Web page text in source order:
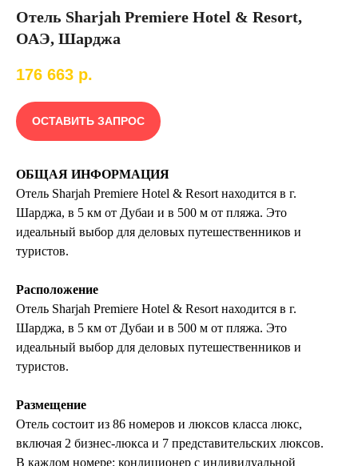
Отель Sharjah Premiere Hotel & Resort,
ОАЭ, Шарджа
176 663 р.
ОСТАВИТЬ ЗАПРОС
ОБЩАЯ ИНФОРМАЦИЯ
Отель Sharjah Premiere Hotel & Resort находится в г.
Шарджа, в 5 км от Дубаи и в 500 м от пляжа. Это
идеальный выбор для деловых путешественников и
туристов.
Расположение
Отель Sharjah Premiere Hotel & Resort находится в г.
Шарджа, в 5 км от Дубаи и в 500 м от пляжа. Это
идеальный выбор для деловых путешественников и
туристов.
Размещение
Отель состоит из 86 номеров и люксов класса люкс,
включая 2 бизнес-люкса и 7 представительских люксов.
В каждом номере: кондиционер с индивидуальной